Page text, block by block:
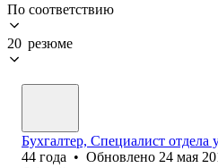
По соответствию
20 резюме
Бухгалтер, Специалист отдела
44 года • Обновлено 24 мая